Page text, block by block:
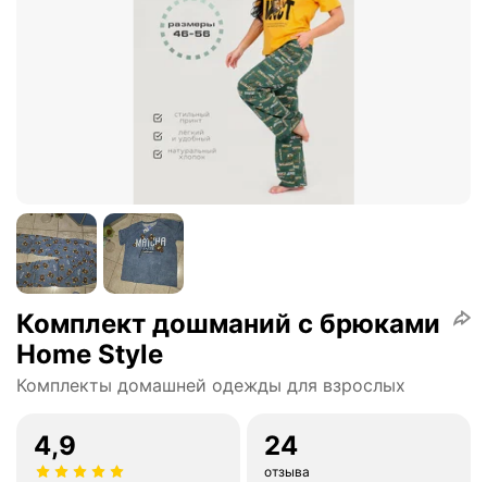
Комплект дошманий с брюками
Home Style
Комплекты домашней одежды для взрослых
4,9 24
отзыва